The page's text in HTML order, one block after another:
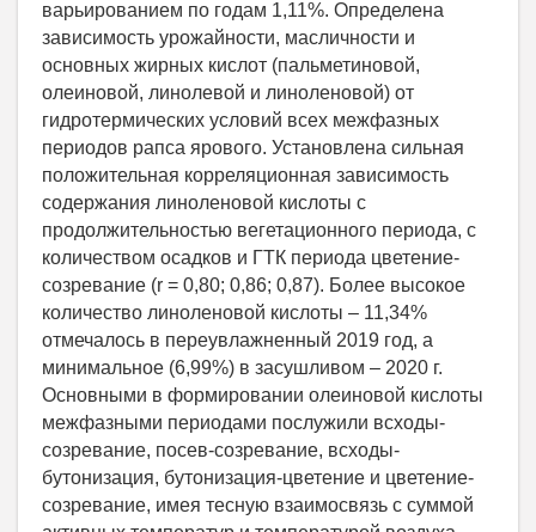
варьированием по годам 1,11%. Определена
зависимость урожайности, масличности и
основных жирных кислот (пальметиновой,
олеиновой, линолевой и линоленовой) от
гидротермических условий всех межфазных
периодов рапса ярового. Установлена сильная
положительная корреляционная зависимость
содержания линоленовой кислоты с
продолжительностью вегетационного периода, с
количеством осадков и ГТК периода цветение-
созревание (r = 0,80; 0,86; 0,87). Более высокое
количество линоленовой кислоты – 11,34%
отмечалось в переувлажненный 2019 год, а
минимальное (6,99%) в засушливом – 2020 г.
Основными в формировании олеиновой кислоты
межфазными периодами послужили всходы-
созревание, посев-созревание, всходы-
бутонизация, бутонизация-цветение и цветение-
созревание, имея тесную взаимосвязь с суммой